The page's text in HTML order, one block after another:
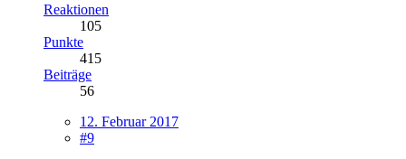
Reaktionen
105
Punkte
415
Beiträge
56
12. Februar 2017
#9